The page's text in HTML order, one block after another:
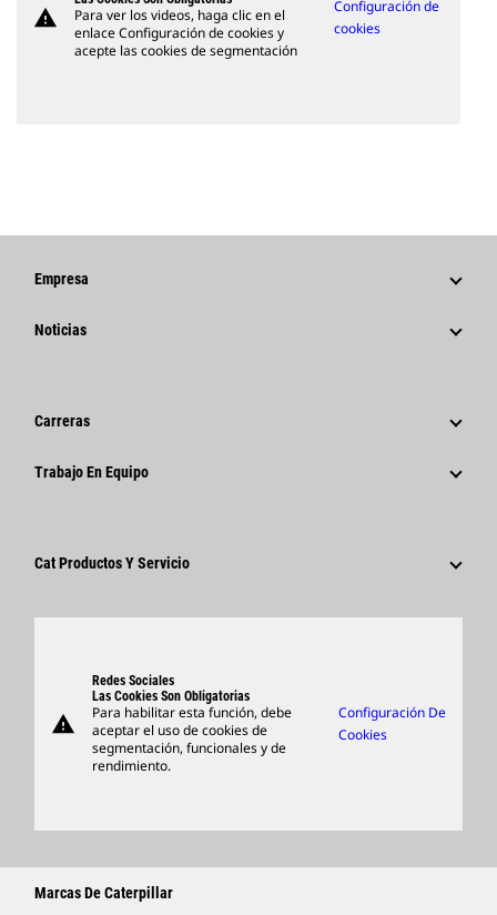
warning
Para ver los videos, haga clic en el
enlace Configuración de cookies y
acepte las cookies de segmentación
Configuración de
cookies
Empresa
Estrategia
Código De Conducta
Innovación
Noticias
Comunicados De Prensa Corporativos
Carreras
¿Por Qué Caterpillar?
Trabajo En Equipo
Proveedores
Cat Productos Y Servicio
Support
Artículos
Encontrar Un Distribuidor
warning
Redes Sociales
Las Cookies Son Obligatorias
Para habilitar esta función, debe
aceptar el uso de cookies de
segmentación, funcionales y de
rendimiento.
Configuración De
Cookies
Marcas De Caterpillar